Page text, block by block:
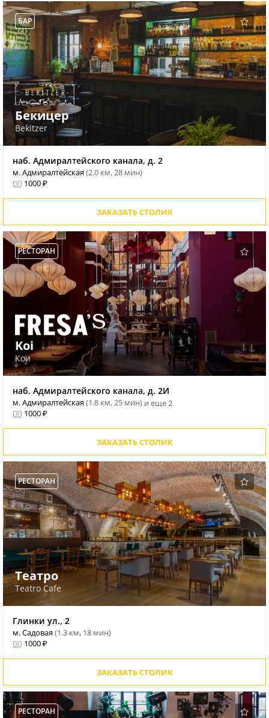
БАР
Бекицер
Bekitzer
наб. Адмиралтейского канала, д. 2
м. Адмиралтейская(2.0 км, 28 мин)
1000 ₽
ЗАКАЗАТЬ СТОЛИК
РЕСТОРАН
Koi
Кои
наб. Адмиралтейского канала, д. 2И
м. Адмиралтейская(1.8 км, 25 мин) и еще 2
1000 ₽
ЗАКАЗАТЬ СТОЛИК
РЕСТОРАН
Театро
Teatro Cafe
Глинки ул., 2
м. Садовая(1.3 км, 18 мин)
1000 ₽
ЗАКАЗАТЬ СТОЛИК
РЕСТОРАН